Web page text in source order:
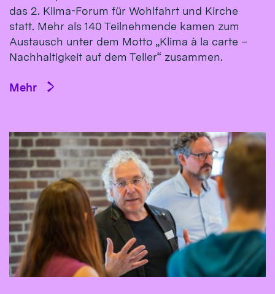
das 2. Klima-Forum für Wohlfahrt und Kirche
statt. Mehr als 140 Teilnehmende kamen zum
Austausch unter dem Motto „Klima à la carte –
Nachhaltigkeit auf dem Teller“ zusammen.
Mehr